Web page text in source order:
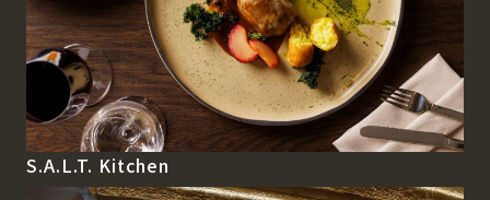
S.A.L.T. Kitchen